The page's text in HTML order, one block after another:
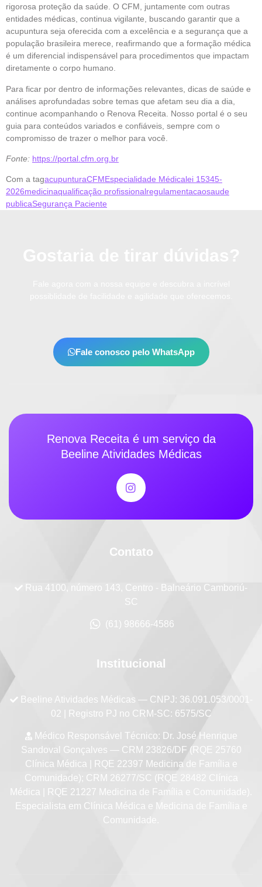
rigorosa proteção da saúde. O CFM, juntamente com outras
entidades médicas, continua vigilante, buscando garantir que a
acupuntura seja oferecida com a excelência e a segurança que a
população brasileira merece, reafirmando que a formação médica
é um diferencial indispensável para procedimentos que impactam
diretamente o corpo humano.
Para ficar por dentro de informações relevantes, dicas de saúde e
análises aprofundadas sobre temas que afetam seu dia a dia,
continue acompanhando o Renova Receita. Nosso portal é o seu
guia para conteúdos variados e confiáveis, sempre com o
compromisso de trazer o melhor para você.
Fonte: https://portal.cfm.org.br
Com a tagacupunturaCFMEspecialidade Médicalei 15345-
2026medicinaqualificação profissionalregulamentacaosaude
publicaSegurança Paciente
Fale conosco pelo WhatsApp
Renova Receita é um serviço da
Beeline Atividades Médicas
Contato
Rua 4100, número 143, Centro - Balneário Camboriú-
SC
(61) 98666-4586
Institucional
Beeline Atividades Médicas — CNPJ: 36.091.053/0001-
02 | Registro PJ no CRM-SC: 6575/SC
Médico Responsável Técnico: Dr. José Henrique
Sandoval Gonçalves — CRM 23826/DF (RQE 25760
Clínica Médica | RQE 22397 Medicina de Família e
Comunidade); CRM 26277/SC (RQE 28482 Clínica
Médica | RQE 21227 Medicina de Família e Comunidade).
Especialista em Clínica Médica e Medicina de Família e
Comunidade.